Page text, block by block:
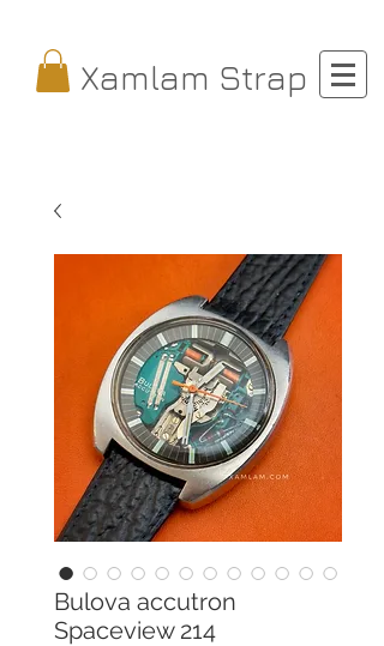
Xamlam Strap
Bulova accutron
Spaceview 214